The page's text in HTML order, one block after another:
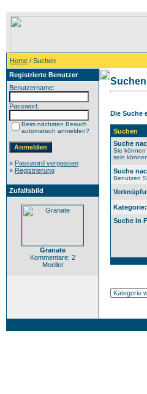
Home / Suchen
Registrierte Benutzer
Benutzername:
Passwort:
Beim nächsten Besuch
automatisch anmelden?
» Password vergessen
» Registrierung
Zufallsbild
Granate
Kommentare: 2
Moeller
Suchen
Die Suche
Suchen
Suche
Sie können
sein
Suche
Benutzen
Kategorie:
Suche in